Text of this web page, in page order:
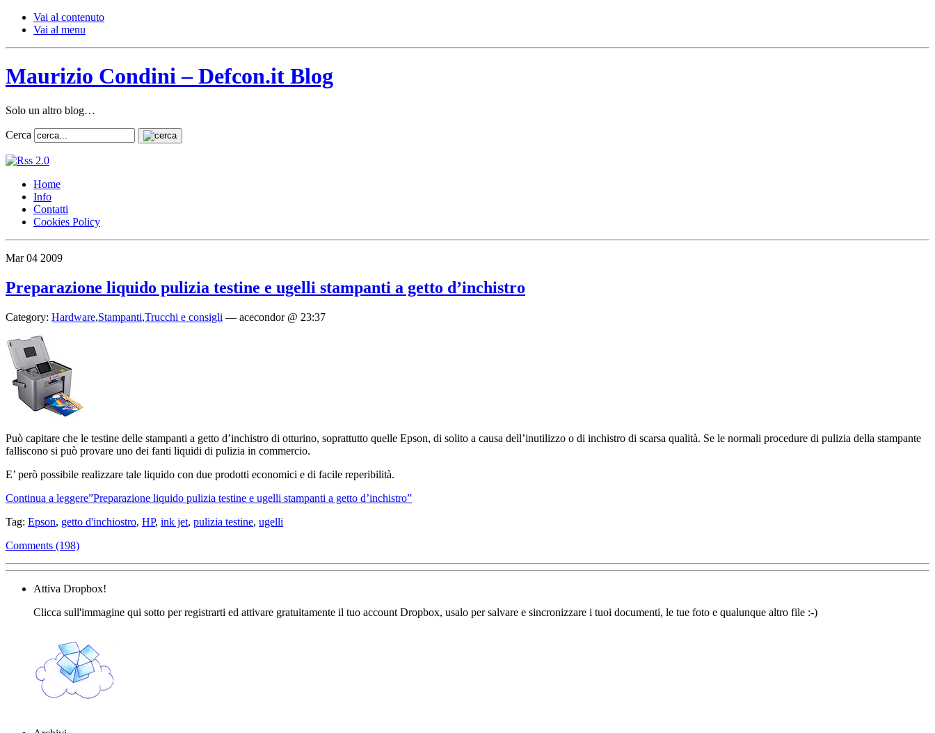
Vai al contenuto
Vai al menu
Maurizio Condini – Defcon.it Blog
Solo un altro blog…
Cerca
Home
Info
Contatti
Cookies Policy
Mar 04 2009
Preparazione liquido pulizia testine e ugelli stampanti a getto d’inchistro
Category: Hardware,Stampanti,Trucchi e consigli — acecondor @ 23:37
Può capitare che le testine delle stampanti a getto d’inchistro di otturino, soprattutto quelle Epson, di solito a causa dell’inutilizzo o di inchistro di scarsa qualità. Se le normali procedure di pulizia della stampante
falliscono si può provare uno dei fanti liquidi di pulizia in commercio.
E’ però possibile realizzare tale liquido con due prodotti economici e di facile reperibilità.
Continua a leggere”Preparazione liquido pulizia testine e ugelli stampanti a getto d’inchistro”
Tag: Epson, getto d'inchiostro, HP, ink jet, pulizia testine, ugelli
Comments (198)
Attiva Dropbox!
Clicca sull'immagine qui sotto per registrarti ed attivare gratuitamente il tuo account Dropbox, usalo per salvare e sincronizzare i tuoi documenti, le tue foto e qualunque altro file :-)